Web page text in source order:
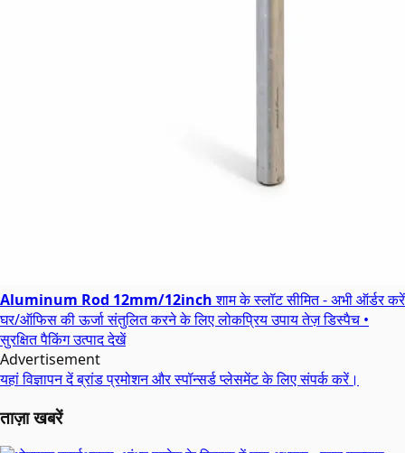
Aluminum Rod 12mm/12inch शाम के स्लॉट सीमित - अभी ऑर्डर करें
घर/ऑफिस की ऊर्जा संतुलित करने के लिए लोकप्रिय उपायतेज़ डिस्पैच •
सुरक्षित पैकिंगउत्पाद देखें
Advertisement
यहां विज्ञापन देंब्रांड प्रमोशन और स्पॉन्सर्ड प्लेसमेंट के लिए संपर्क करें।
ताज़ा खबरें